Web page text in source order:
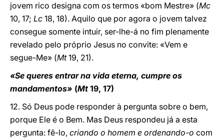
jovem rico designa com os termos «bom Mestre» (Mc
10, 17; Lc 18, 18). Aquilo que por agora o jovem talvez
consegue somente intuir, ser-lhe-á no fim plenamente
revelado pelo próprio Jesus no convite: «Vem e
segue-Me» (Mt19, 21).
«Se queres entrar na vida eterna, cumpre os
mandamentos» (Mt 19, 17)
12. Só Deus pode responder à pergunta sobre o bem,
porque Ele é o Bem. Mas Deus respondeu já a esta
pergunta: fê-lo, criando o homem e ordenando-o com